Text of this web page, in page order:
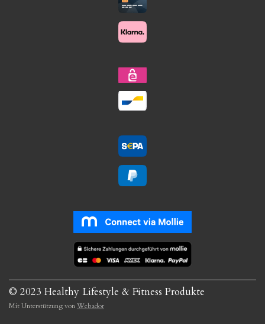
© 2023 Healthy Lifestyle & Fitness Produkte
Mit Unterstützung vonWebador